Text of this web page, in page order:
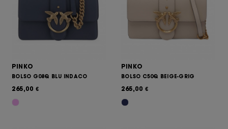
PINKO
BOLSO G08Q BLU INDACO
265,00 €
PINKO
BOLSO C50Q BEIGE-GRIG
265,00 €